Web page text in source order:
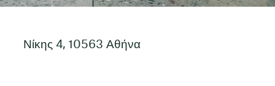
Νίκης 4, 10563 Αθήνα